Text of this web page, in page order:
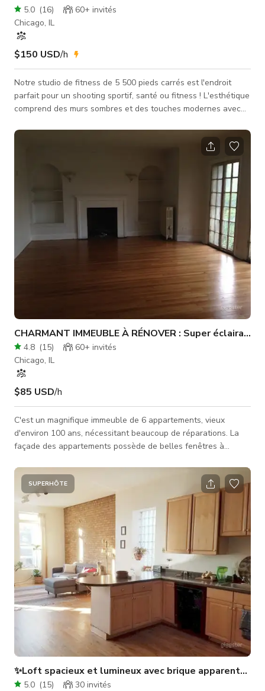
5.0 (16) 60+ invités
Chicago, IL
$150 USD/h
Notre studio de fitness de 5 500 pieds carrés est l'endroit
parfait pour un shooting sportif, santé ou fitness ! L'esthétique
comprend des murs sombres et des touches modernes avec
des équipements de fitness à la pointe, un système sonore,
CHARMANT IMMEUBLE À RÉNOVER : Super éclairage !
4.8 (15) 60+ invités
Chicago, IL
$85 USD/h
C'est un magnifique immeuble de 6 appartements, vieux
d'environ 100 ans, nécessitant beaucoup de réparations. La
façade des appartements possède de belles fenêtres à
est superbe. L'arrière des appartements a été démoli après
l'inondation causée par la tempête. 4 des unités sont non
meublées, mais nous sommes flexibles et pouvons fournir des
meubles si désiré. L'immeuble est principalement vacant, à
l'exception
SUPERHÔTE
✨Loft spacieux et lumineux avec brique apparente✨
5.0 (15) 30 invités